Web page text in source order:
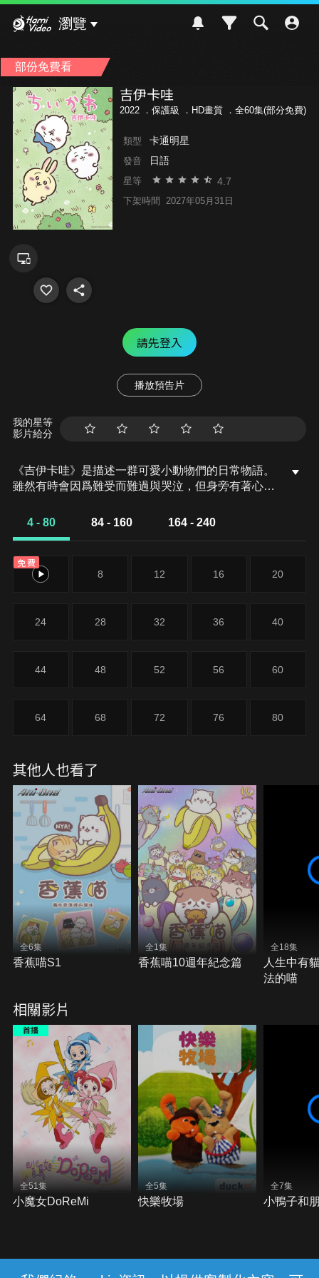
瀏覽
部份免費看
吉伊卡哇
2022 ． 保護級 ．HD畫質 ．全60集(部分免費)
類型 卡通明星
發音 日語
星等 4.7
下架時間 2027年05月31日
請先登入
播放預告片
我的星等
影片給分
《吉伊卡哇》是描述一群可愛小動物們的日常物語。
雖然有時會因爲難受而難過與哭泣，但身旁有著心地
4 - 80
84 - 160 164 - 240
免費
4 8 12 16 20
24 28 32 36 40
44 48 52 56 60
64 68 72 76 80
其他人也看了
全6集
香蕉喵S1
全1集
香蕉喵10週年紀念篇
全18集
人生中有
法的喵
相關影片
全51集
小魔女DoReMi
全5集
快樂牧場
全7集
小鴨子和